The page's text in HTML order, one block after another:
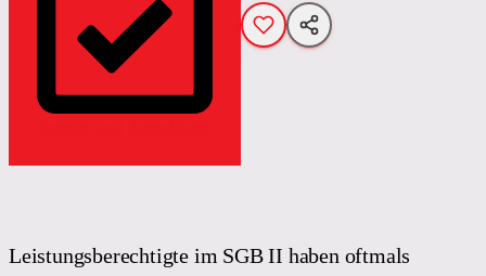
Leistungsberechtigte im SGB II haben oftmals